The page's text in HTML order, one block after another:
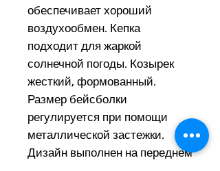
обеспечивает хороший
воздухообмен. Кепка
подходит для жаркой
солнечной погоды. Козырек
жесткий, формованный.
Размер бейсболки
регулируется при помощи
металлической застежки.
Дизайн выполнен на переднем